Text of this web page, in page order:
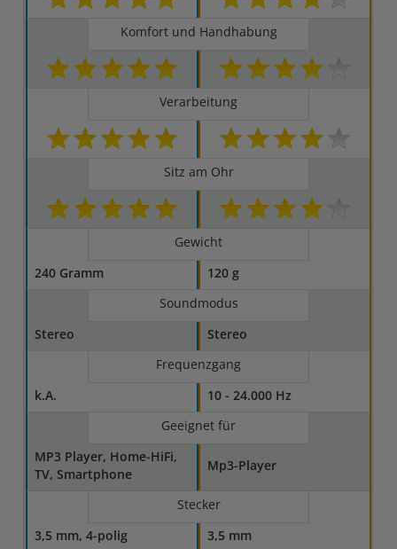
Komfort und Handhabung
Verarbeitung
Sitz am Ohr
Gewicht
240 Gramm
120 g
Soundmodus
Stereo
Stereo
Frequenzgang
k.A.
10 - 24.000 Hz
Geeignet für
MP3 Player, Home-HiFi,
TV, Smartphone
Mp3-Player
Stecker
3,5 mm, 4-polig
3,5 mm